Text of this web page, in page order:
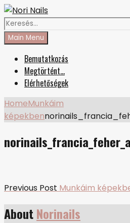
Skip
to
content
Facebook
Instagram
Nori Nails
körmös blog
Search
for:
Main Menu
Bemutatkozás
Megtörtént…
Elérhetőségek
HomeMunkáim
képekben
Bejegyzés
navigáció
Previous Post Previous
Munkáim
AboutNorinails